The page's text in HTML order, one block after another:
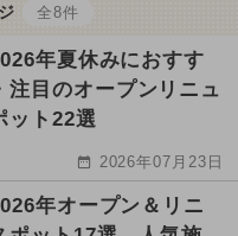
全8件
年夏休みにおすす
注目のオープンリニュ
ット22選
2026年07月23日
年オープン＆リニ